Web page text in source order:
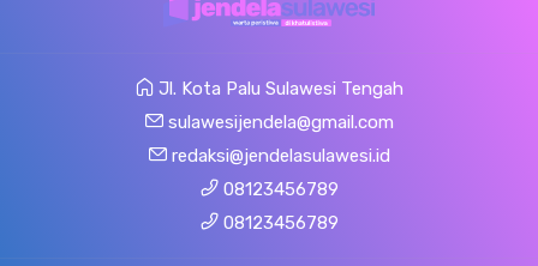
Jl. Kota Palu Sulawesi Tengah
sulawesijendela@gmail.com
redaksi@jendelasulawesi.id
08123456789
08123456789